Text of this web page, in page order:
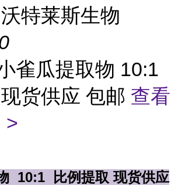
特莱斯生物
雀瓜提取物 10:1
货供应 包邮 查看
>
10:1 比例提取 现货供应